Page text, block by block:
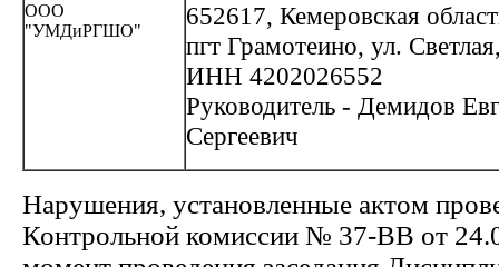
ООО
"УМДиРГШО"
652617, Кемеровская
пгт Грамотеино, ул.
ИНН 4202026552
Руководитель - Демидов
Сергеевич
Нарушения, установленные актом
Контрольной комиссии № 37-ВВ от